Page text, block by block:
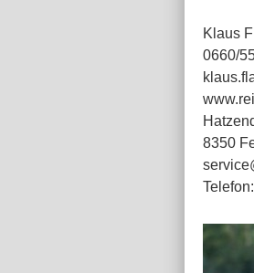
Klaus
0660/
8350